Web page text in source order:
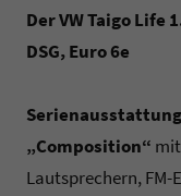
Der VW Taigo Life
DSG, Euro 6e
Serienausstattung
„Composition“
Lautsprechern,